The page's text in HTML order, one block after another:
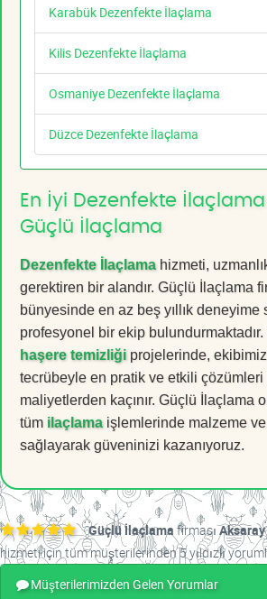
Karabük Dezenfekte İlaçlama
Kilis Dezenfekte İlaçlama
Osmaniye Dezenfekte İlaçlama
Düzce Dezenfekte İlaçlama
En İyi Dezenfekte İlaçlama
Güçlü İlaçlama
Dezenfekte İlaçlamahizmeti,
gerektiren bir alandır. Güçlü İlaçlama
bünyesinde en az beş yıllık deneyime
profesyonel bir ekip bulundurmaktadır.
haşere temizliği projelerinde, ekibimiz
tecrübeyle en pratik ve etkili
maliyetlerden kaçınır. Güçlü İlaçlama
tüm ilaçlamaişlemlerinde malzeme
sağlayarak güveninizi kazanıyoruz.
Güçlü İlaçlama firması
hizmeti için tüm müşterilerinden 5 yıldızlı
Müşterilerimizden Gelen Yorumlar